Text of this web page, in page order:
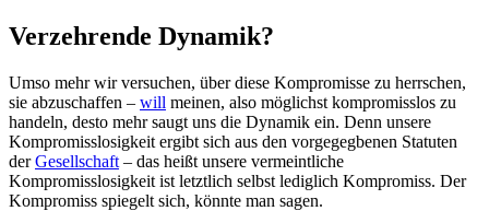
Verzehrende Dynamik?
Umso mehr wir versuchen, über diese Kompromisse zu herrschen,
sie abzuschaffen – will meinen, also möglichst kompromisslos zu
handeln, desto mehr saugt uns die Dynamik ein. Denn unsere
Kompromisslosigkeit ergibt sich aus den vorgegegbenen Statuten
derGesellschaft – das heißt unsere vermeintliche
Kompromisslosigkeit ist letztlich selbst lediglich Kompromiss. Der
Kompromiss spiegelt sich, könnte man sagen.